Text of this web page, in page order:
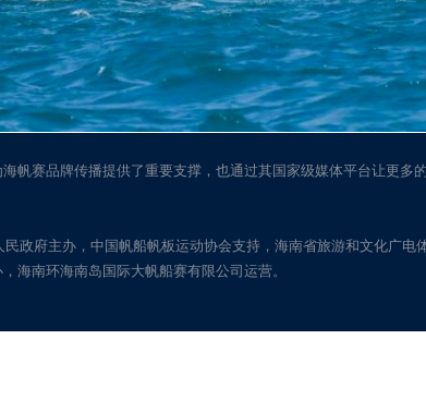
帆赛品牌传播提供了重要支撑，也通过其国家级媒体平台让更
政府主办，中国帆船帆板运动协会支持，海南省旅游和文化广
海南环海南岛国际大帆船赛有限公司运营。